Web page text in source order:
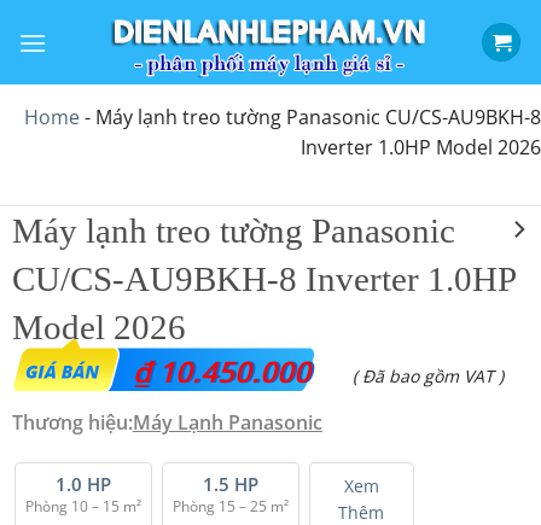
qua
dungHome- Máy lạnh treo tường Panasonic CU/CS-AU9BKH-8
Inverter 1.0HP Model 2026
Máy lạnh treo tường Panasonic
CU/CS-AU9BKH-8 Inverter 1.0HP
Model 2026
₫10.450.000 ( Đã bao gồm VAT )
Thương hiệu:Máy Lạnh Panasonic
1.0 HP
Phòng 10 – 15 m²
1.5 HP
Phòng 15 – 25 m²
Xem
Thêm